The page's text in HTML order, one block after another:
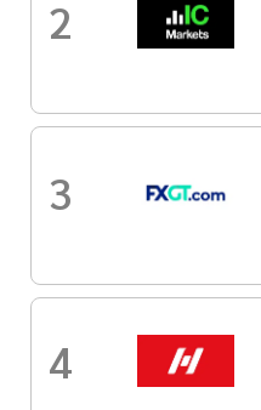
2
3
4